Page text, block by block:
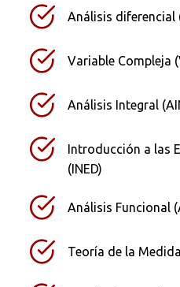
Análisis diferencial
Variable Compleja
Análisis Integral
Introducción a las
(INED)
Análisis Funcional
Teoría de la